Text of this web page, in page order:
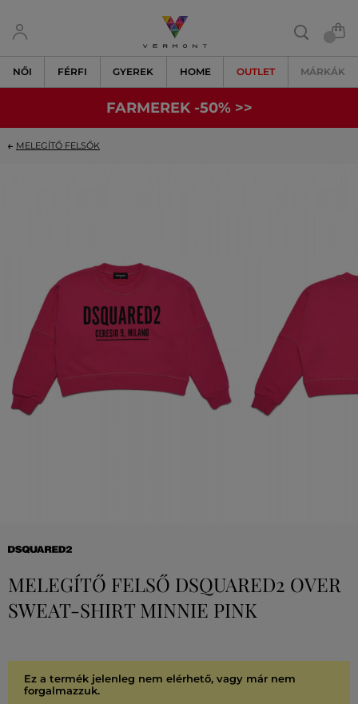
NŐI FÉRFI GYEREK HOME OUTLET MÁRKÁK
FARMEREK -50% >>
MELEGÍTŐ FELSŐK
MELEGÍTŐ FELSŐ DSQUARED2 OVER
SWEAT-SHIRT MINNIE PINK
Ez a termék jelenleg nem elérhető, vagy már nem
forgalmazzuk.